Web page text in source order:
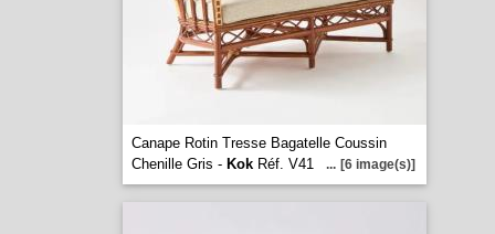
Canape Rotin Tresse Bagatelle Coussin
Chenille Gris - KokRéf. V41 ... [6 image(s)]